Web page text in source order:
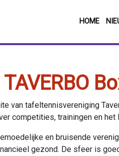
HOME
van tafeltennisvereniging
competities, trainingen en het
en bruisende
gezond. De sfeer is